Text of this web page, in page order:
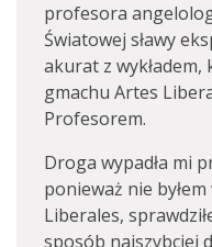
profesora
Światowej sławy
akurat z wykładem,
gmachu Artes
Profesorem.
Droga wypadła mi
ponieważ nie
Liberales,
sposób najszybciej